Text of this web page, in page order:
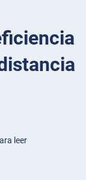
leer